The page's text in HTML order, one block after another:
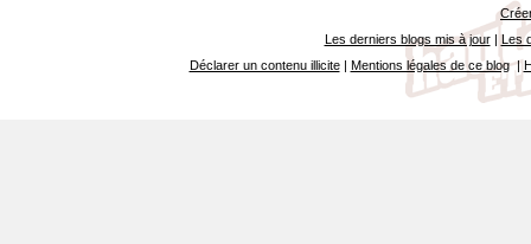
Les derniers blogs mis à jour| Les
Déclarer un contenu illicite| Mentions légales de ce blog|